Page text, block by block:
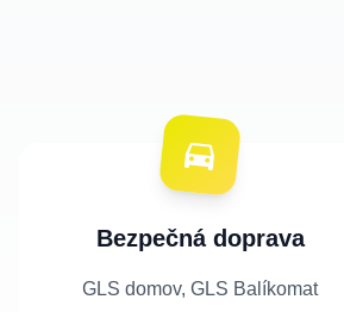
Bezpečná doprava
GLS domov, GLS Balíkomat